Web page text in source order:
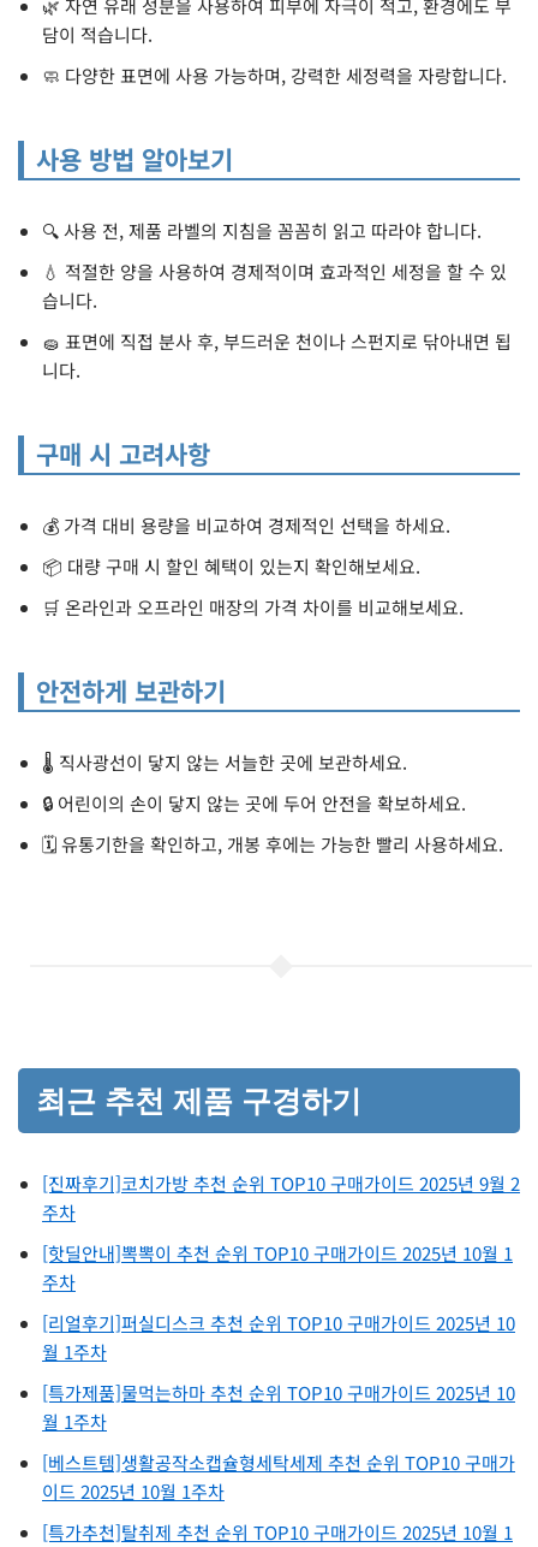
🌿 자연 유래 성분을 사용하여 피부에 자극이 적고, 환경에도 부
담이 적습니다.
🧼 다양한 표면에 사용 가능하며, 강력한 세정력을 자랑합니다.
사용 방법 알아보기
🔍 사용 전, 제품 라벨의 지침을 꼼꼼히 읽고 따라야 합니다.
💧 적절한 양을 사용하여 경제적이며 효과적인 세정을 할 수 있
습니다.
🧽 표면에 직접 분사 후, 부드러운 천이나 스펀지로 닦아내면 됩
니다.
구매 시 고려사항
💰 가격 대비 용량을 비교하여 경제적인 선택을 하세요.
📦 대량 구매 시 할인 혜택이 있는지 확인해보세요.
🛒 온라인과 오프라인 매장의 가격 차이를 비교해보세요.
안전하게 보관하기
🌡️ 직사광선이 닿지 않는 서늘한 곳에 보관하세요.
🔒 어린이의 손이 닿지 않는 곳에 두어 안전을 확보하세요.
🗓️ 유통기한을 확인하고, 개봉 후에는 가능한 빨리 사용하세요.
최근 추천 제품 구경하기
[진짜후기]코치가방 추천 순위 TOP10 구매가이드 2025년 9월 2
주차
[핫딜안내]뽁뽁이 추천 순위 TOP10 구매가이드 2025년 10월 1
주차
[리얼후기]퍼실디스크 추천 순위 TOP10 구매가이드 2025년 10
월 1주차
[특가제품]물먹는하마 추천 순위 TOP10 구매가이드 2025년 10
월 1주차
[베스트템]생활공작소캡슐형세탁세제 추천 순위 TOP10 구매가
이드 2025년 10월 1주차
[특가추천]탈취제 추천 순위 TOP10 구매가이드 2025년 10월 1